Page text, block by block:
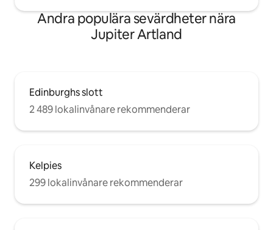
Andra populära sevärdheter nära
Jupiter Artland
Edinburghs slott
2 489 lokalinvånare rekommenderar
Kelpies
299 lokalinvånare rekommenderar